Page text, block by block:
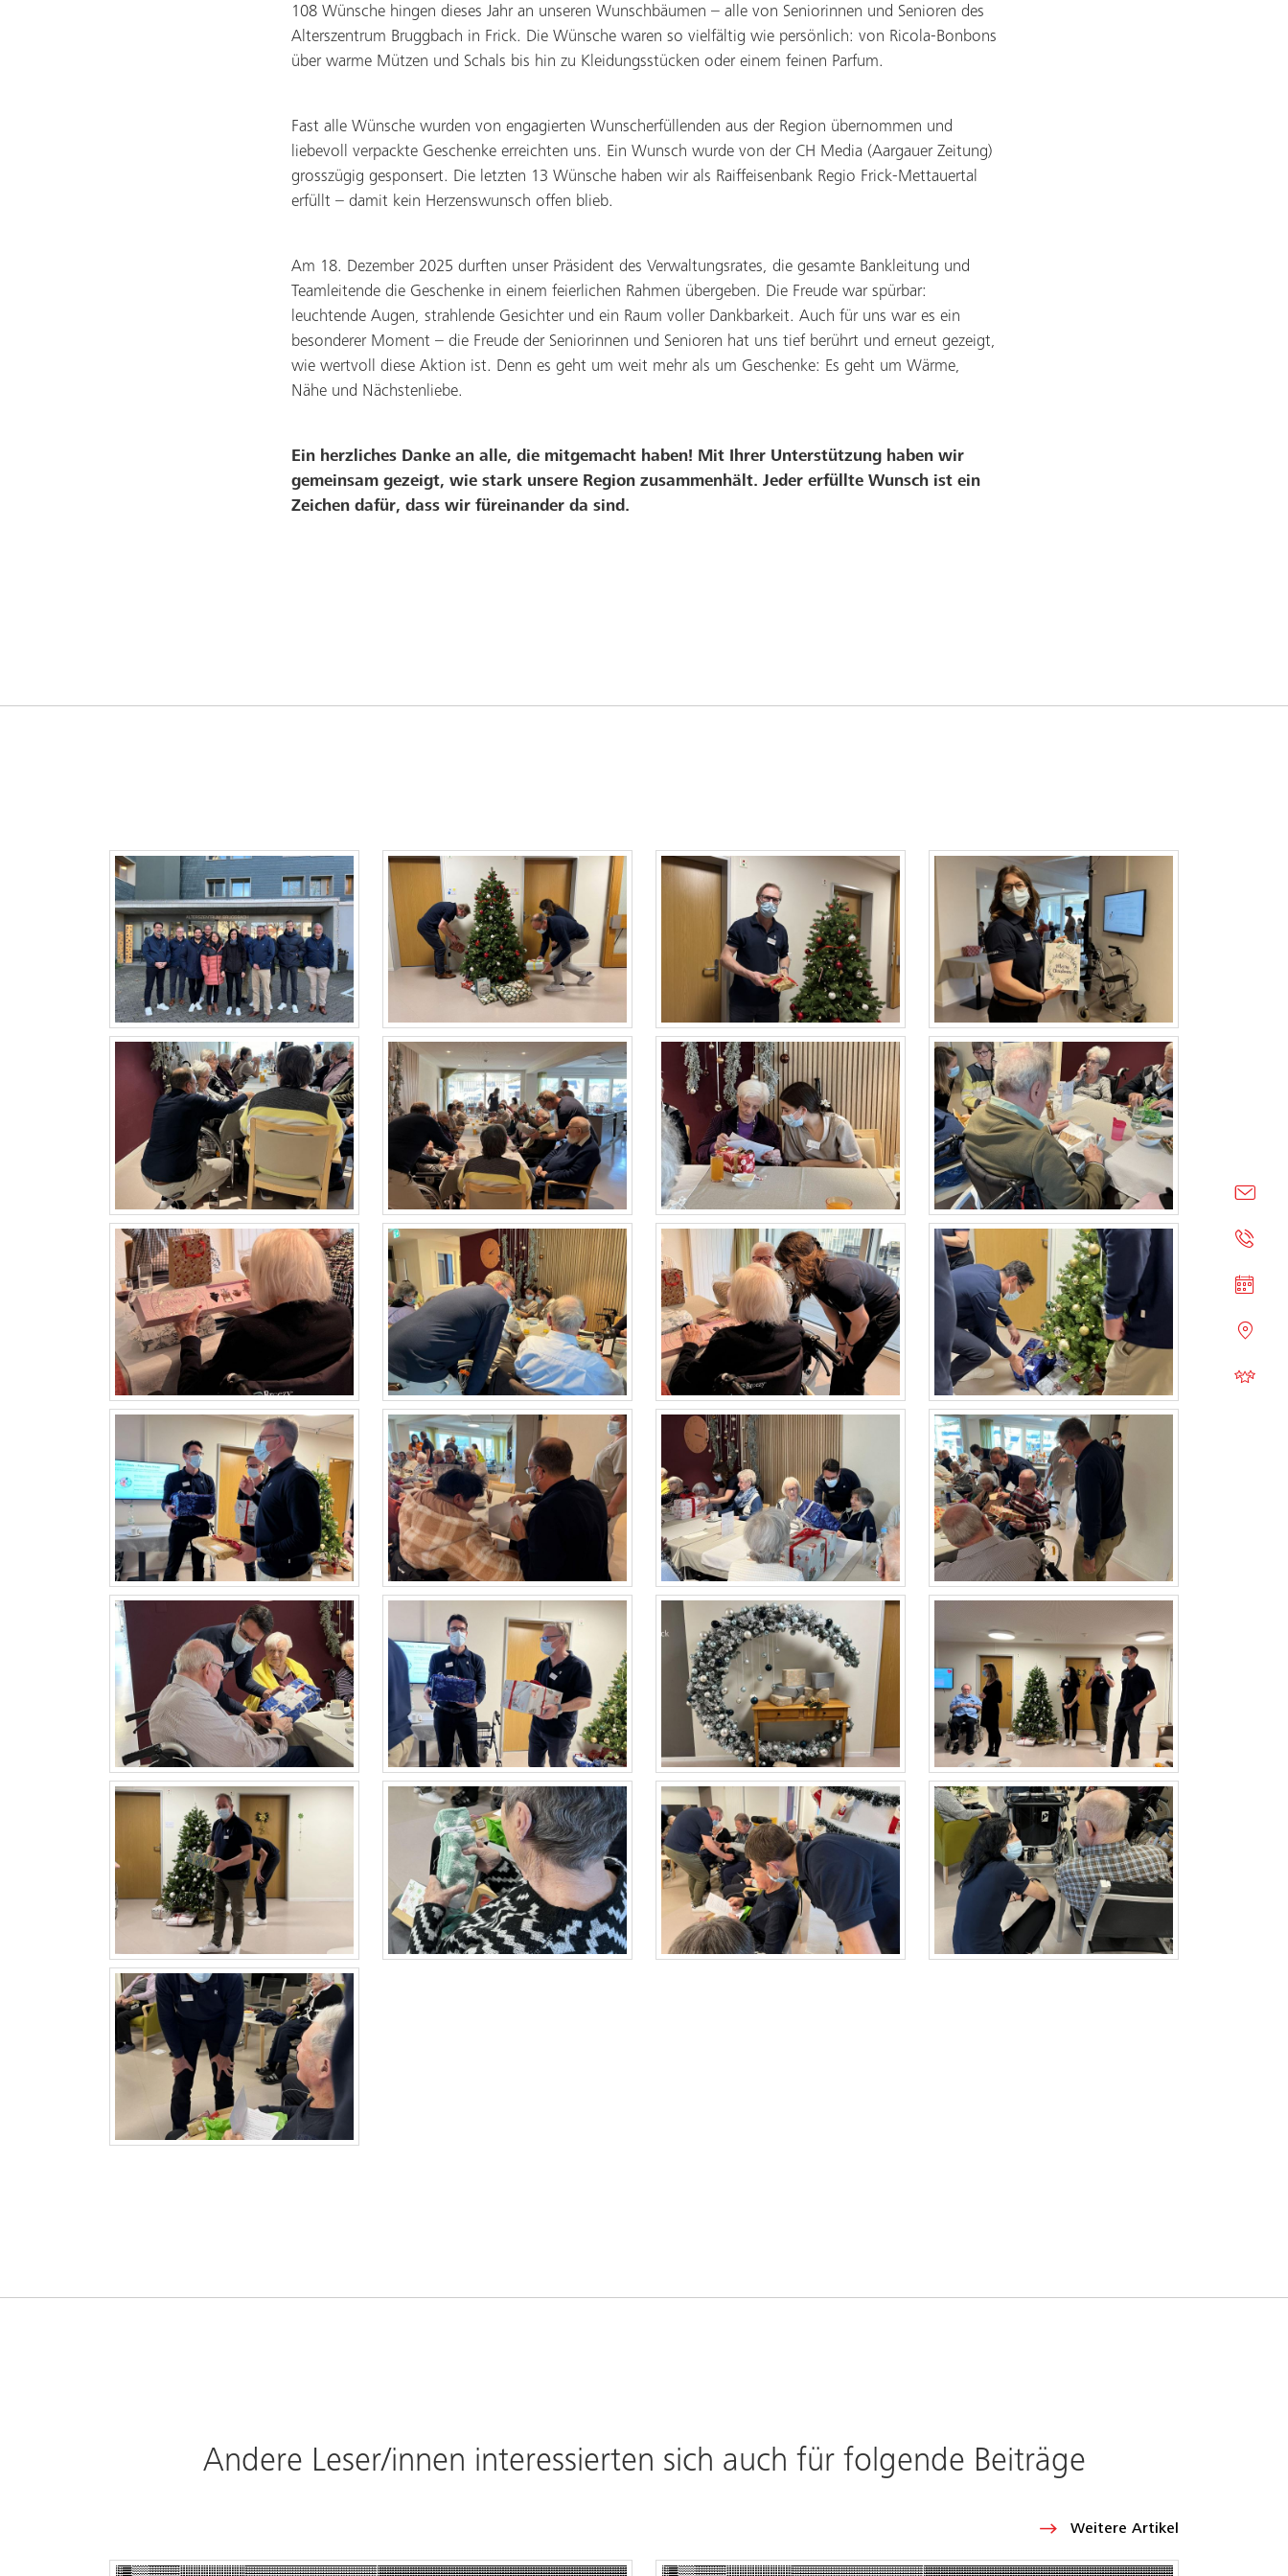
108 Wünsche hingen dieses Jahr an unseren Wunschbäumen – alle von Seniorinnen und Senioren des
Alterszentrum Bruggbach in Frick. Die Wünsche waren so vielfältig wie persönlich: von Ricola-Bonbons
über warme Mützen und Schals bis hin zu Kleidungsstücken oder einem feinen Parfum.
Fast alle Wünsche wurden von engagierten Wunscherfüllenden aus der Region übernommen und
liebevoll verpackte Geschenke erreichten uns. Ein Wunsch wurde von der CH Media (Aargauer Zeitung)
grosszügig gesponsert. Die letzten 13 Wünsche haben wir als Raiffeisenbank Regio Frick-Mettauertal
erfüllt – damit kein Herzenswunsch offen blieb.
Am 18. Dezember 2025 durften unser Präsident des Verwaltungsrates, die gesamte Bankleitung und
Teamleitende die Geschenke in einem feierlichen Rahmen übergeben. Die Freude war spürbar:
leuchtende Augen, strahlende Gesichter und ein Raum voller Dankbarkeit. Auch für uns war es ein
besonderer Moment – die Freude der Seniorinnen und Senioren hat uns tief berührt und erneut gezeigt,
wie wertvoll diese Aktion ist. Denn es geht um weit mehr als um Geschenke: Es geht um Wärme,
Nähe und Nächstenliebe.
Ein herzliches Danke an alle, die mitgemacht haben! Mit Ihrer Unterstützung haben wir
gemeinsam gezeigt, wie stark unsere Region zusammenhält. Jeder erfüllte Wunsch ist ein
Zeichen dafür, dass wir füreinander da sind.
Andere Leser/innen interessierten sich auch für folgende Beiträge
Weitere Artikel